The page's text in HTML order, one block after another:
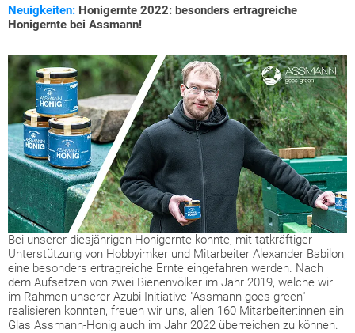
Neuigkeiten: Honigernte 2022: besonders ertragreiche
Honigernte bei Assmann!
Bei unserer diesjährigen Honigernte konnte, mit tatkräftiger
Unterstützung von Hobbyimker und Mitarbeiter Alexander Babilon,
eine besonders ertragreiche Ernte eingefahren werden. Nach
dem Aufsetzen von zwei Bienenvölker im Jahr 2019, welche wir
im Rahmen unserer Azubi-Initiative "Assmann goes green"
realisieren konnten, freuen wir uns, allen 160 Mitarbeiter:innen ein
Glas Assmann-Honig auch im Jahr 2022 überreichen zu können.